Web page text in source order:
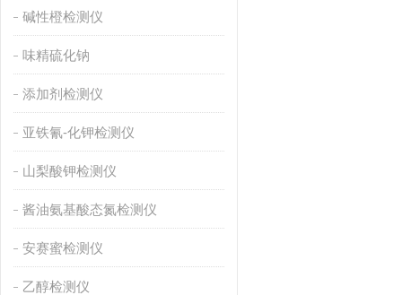
碱性橙检测仪
味精硫化钠
添加剂检测仪
亚铁氰-化钾检测仪
山梨酸钾检测仪
酱油氨基酸态氮检测仪
安赛蜜检测仪
乙醇检测仪